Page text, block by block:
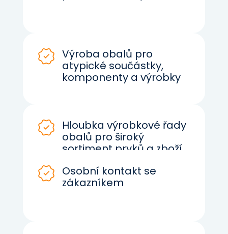
Výroba obalů pro
atypické součástky,
komponenty a výrobky
Hloubka výrobkové řady
obalů pro široký
sortiment prvků a zboží
Osobní kontakt se
zákazníkem